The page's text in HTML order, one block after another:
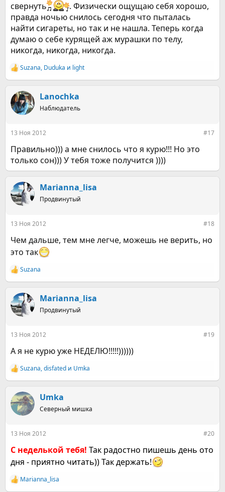
свернуть
. Физически ощущаю себя хорошо,
правда ночью снилось сегодня что пыталась
найти сигареты, но так и не нашла. Теперь когда
думаю о себе курящей аж мурашки по телу,
никогда, никогда, никогда.
Р
е
к
ц
и
Suzana, Duduka и light
Lanochka
Наблюдатель
13 Ноя 2012 #17
Правильно))) а мне снилось что я курю!!! Но это
только сон))) У тебя тоже получится ))))
Marianna_lisa
Продвинутый
13 Ноя 2012 #18
Чем дальше, тем мне легче, можешь не верить, но
это так
Р
е
к
ц
и
Suzana
Marianna_lisa
Продвинутый
13 Ноя 2012 #19
А я не курю уже НЕДЕЛЮ!!!!!))))))
Р
е
к
ц
и
Suzana,disfated и Umka
Umka
Северный мишка
13 Ноя 2012 #20
С неделькой тебя! Так радостно пишешь день ото
дня - приятно читать)) Так держать!
Р
Marianna_lisa